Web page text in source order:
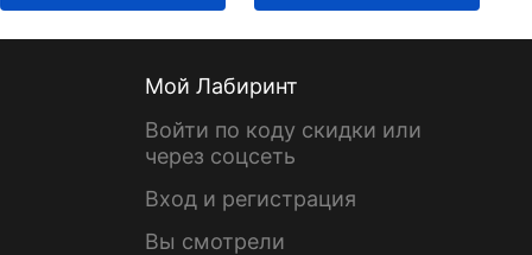
Мой Лабиринт
Войти по коду скидки или
через соцсеть
Вход и регистрация
Вы смотрели